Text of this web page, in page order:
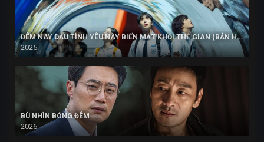
ĐÊM NAY DẪU TÌNH YÊU NÀY BIẾN MẤT KHỎI THẾ GIAN (BẢN HÀN)
2025
BÙ NHÌN BÓNG ĐÊM
2026